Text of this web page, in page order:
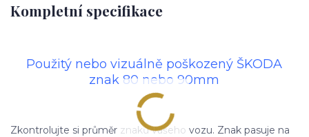
Kompletní specifikace
Použitý nebo vizuálně poškozený ŠKODA
znak 80 nebo 90mm
Zkontrolujte si průměr znaků vašeho vozu. Znak pasuje na